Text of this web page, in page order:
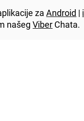
zaAndroid |
našegViber Chata.